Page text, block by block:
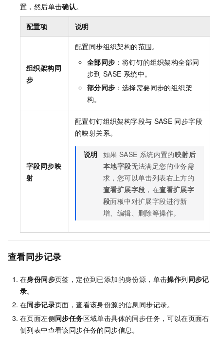
置，然后单击确认。
配置项 说明
组织架构同
步
配置同步组织架构的范围。
全部同步 ：将钉钉的组织架构全部同
步到 SASE 系统中。
部分同步 ：选择需要同步的组织架
构。
字段同步映
射
配置钉钉组织架构字段与 SASE 同步字段
的映射关系。
说明 如果 SASE 系统内置的映射后
本地字段无法满足您的业务需
求，您可以单击列表右上方的
查看扩展字段 ，在查看扩展字
段面板中对扩展字段进行新
增、编辑、删除等操作。
查看同步记录
在身份同步页签，定位到已添加的身份源，单击操作列同步记
录。
在同步记录页面，查看该身份源的信息同步记录。
在页面左侧同步任务区域单击具体的同步任务，可以在页面右
侧列表中查看该同步任务的同步信息。